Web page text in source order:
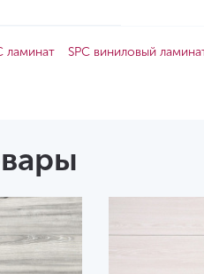
ламинат SPC виниловый